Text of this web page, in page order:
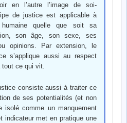
en l’autre l’image de soi-
de justice est applicable à
humaine quelle que soit sa
son âge, son sexe, ses
opinions. Par extension, le
s’applique aussi au respect
ce qui vit.
consiste aussi à traiter ce
de ses potentialités (et non
isolé comme un manquement
indicateur met en pratique une